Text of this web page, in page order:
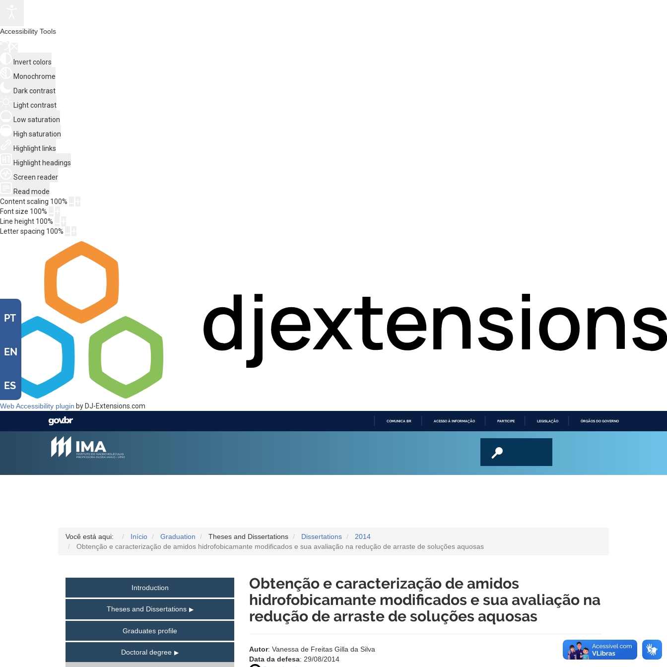
Accessibility Tools
Invert colors
Monochrome
Dark contrast
Light contrast
Low saturation
High saturation
Highlight links
Highlight headings
Screen reader
Read mode
Content scaling 100%
Font size 100%
Line height 100%
Letter spacing 100%
Web Accessibility plugin by DJ-Extensions.com
COMUNICA BR ACESSO À INFORMAÇÃO PARTICIPE LEGISLAÇÃO ÓRGÃOS DO GOVERNO
PT
EN
ES
Você está aqui: Início Graduation Theses and Dissertations Dissertations
2014
Obtenção e caracterização de amidos hidrofobicamante modificados e sua avaliação na redução de arraste de soluções aquosas
Introduction
Theses and Dissertations
Graduates profile
Doctoral degree
Obtenção e caracterização de amidos
hidrofobicamante modificados e sua avaliação na
redução de arraste de soluções aquosas
Autor: Vanessa de Freitas Gilla da Silva
Data da defesa: 29/08/2014